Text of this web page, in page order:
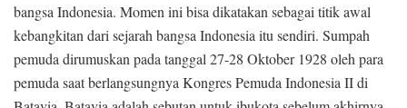
bangsa Indonesia. Momen ini bisa dikatakan sebagai titik awal
kebangkitan dari sejarah bangsa Indonesia itu sendiri. Sumpah
pemuda dirumuskan pada tanggal 27-28 Oktober 1928 oleh para
pemuda saat berlangsungnya Kongres Pemuda Indonesia II di